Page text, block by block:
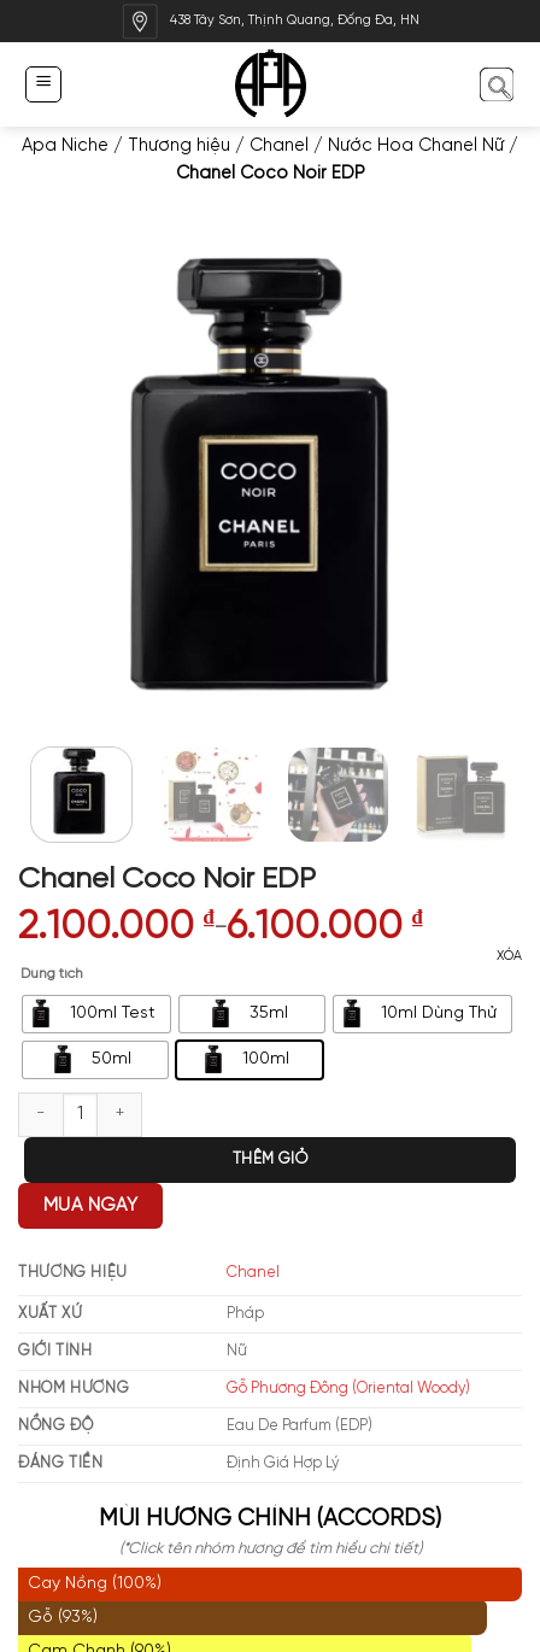
qua
dung
438 Tây Sơn, Thịnh Quang, Đống Đa, HN
Apa Niche / Thương hiệu / Chanel / Nước Hoa Chanel Nữ/
Chanel Coco Noir EDP
Chanel Coco Noir EDP
2.100.000 ₫–6.100.000 ₫
Dung tích
100ml Test 35ml 10ml Dùng Thử
50ml 100ml
XÓA
Chanel Coco Noir EDP số lượng
THÊM GIỎ
MUA NGAY
THƯƠNG HIỆU Chanel
XUẤT XỨ Pháp
GIỚI TÍNH Nữ
NHÓM HƯƠNG Gỗ Phương Đông (Oriental Woody)
NỒNG ĐỘ Eau De Parfum (EDP)
ĐÁNG TIỀN Định Giá Hợp Lý
MÙI HƯƠNG CHÍNH (ACCORDS)
(*Click tên nhóm hương để tìm hiểu chi tiết)
Cay Nồng (100%)
Gỗ (93%)